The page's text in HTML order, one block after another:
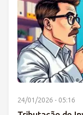
24/01/2026 - 05:16